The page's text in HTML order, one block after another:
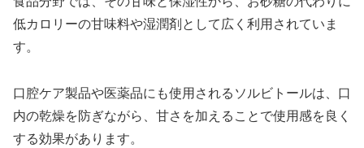
低カロリーの甘味料や湿潤剤として広く利用されていま
す。
口腔ケア製品や医薬品にも使用されるソルビトールは、口
内の乾燥を防ぎながら、甘さを加えることで使用感を良く
する効果があります。